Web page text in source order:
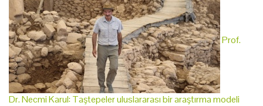
Prof.
Dr. Necmi Karul: Taştepeler uluslararası bir araştırma modeli